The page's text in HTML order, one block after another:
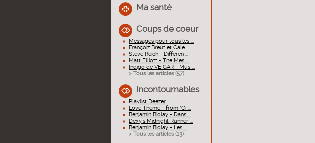
Ma santé
Coups de coeur
Messages pour tous les ...
Françoiz Breut et Cale ...
Steve Reich - Differen ...
Matt Elliott - The Mes ...
Indigo de VEIGAR - Mus ...
> Tous les articles (57)
Incontournables
Playlist Deezer
Love Theme - from "Ci ...
Benjamin Biolay - Dans ...
Dexy's Midnight Runner ...
Benjamin Biolay - Les ...
> Tous les articles (13)